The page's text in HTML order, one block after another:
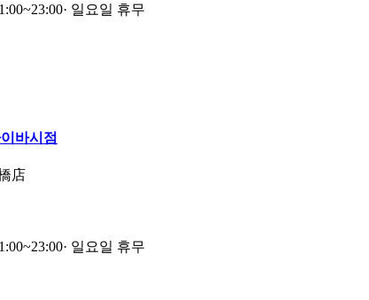
· 일요일 휴무
바시점
店
· 일요일 휴무